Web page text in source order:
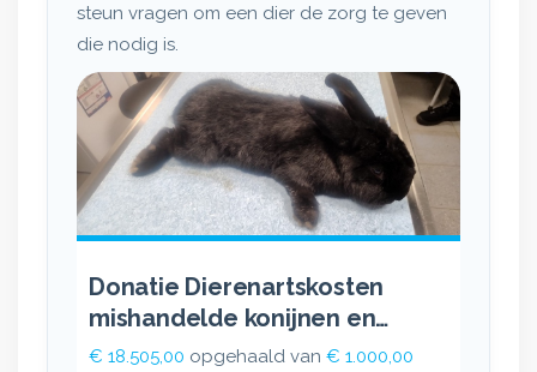
steun vragen om een dier de zorg te geven
die nodig is.
Donatie Dierenartskosten
mishandelde konijnen en
vervolgscah
€ 18.505,00 opgehaald van € 1.000,00